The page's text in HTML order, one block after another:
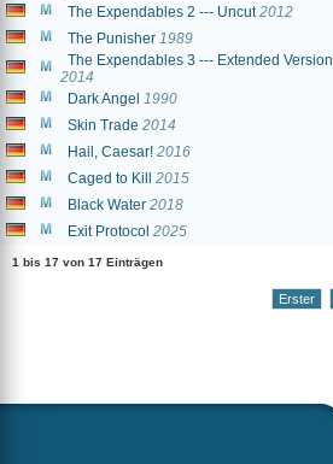
The Expendables 2 --- Uncut 2012
The Punisher 1989
The Expendables 3 --- Extended Version
2014
Dark Angel 1990
Skin Trade 2014
Hail, Caesar! 2016
Caged to Kill
2015
Black Water 2018
Exit Protocol 2025
1 bis 17 von 17 Einträgen
Erster